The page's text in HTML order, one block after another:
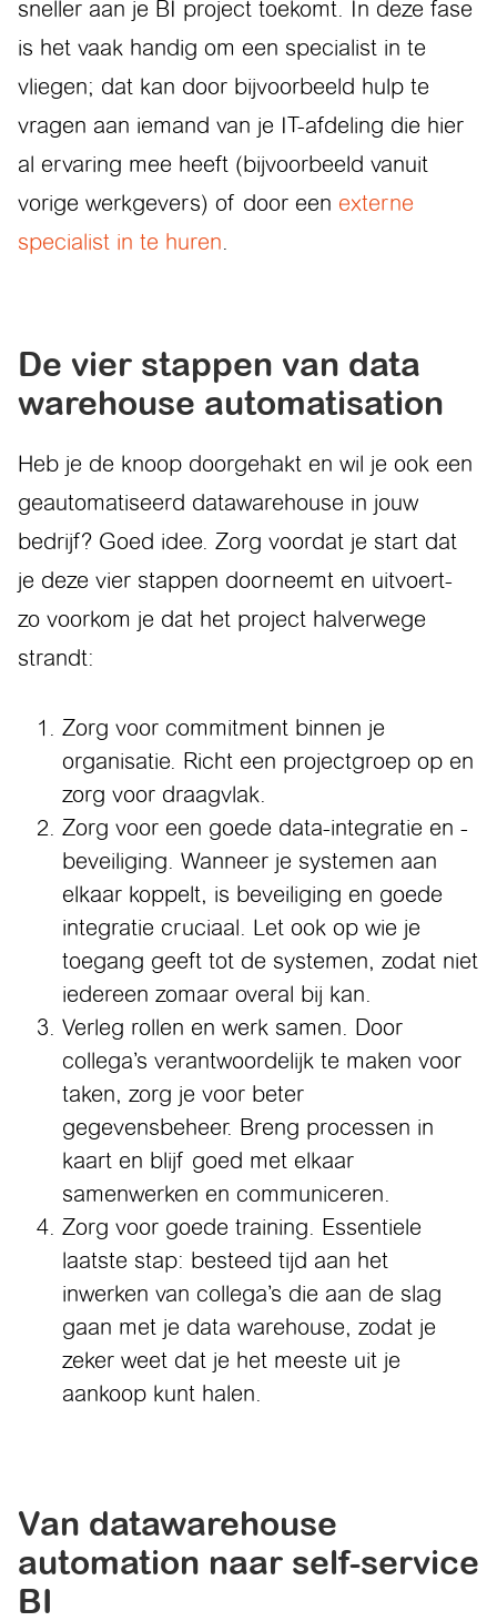
sneller aan je BI project toekomt. In deze fase
is het vaak handig om een specialist in te
vliegen; dat kan door bijvoorbeeld hulp te
vragen aan iemand van je IT-afdeling die hier
al ervaring mee heeft (bijvoorbeeld vanuit
vorige werkgevers) of door een externe
specialist in te huren
De vier stappen van data
warehouse automatisation
Heb je de knoop doorgehakt en wil je ook een
geautomatiseerd datawarehouse in jouw
bedrijf? Goed idee. Zorg voordat je start dat
je deze vier stappen doorneemt en uitvoert-
zo voorkom je dat het project halverwege
strandt:
Zorg voor commitment binnen je
organisatie. Richt een projectgroep op en
zorg voor draagvlak.
Zorg voor een goede data-integratie en -
beveiliging. Wanneer je systemen aan
elkaar koppelt, is beveiliging en goede
integratie cruciaal. Let ook op wie je
toegang geeft tot de systemen, zodat niet
iedereen zomaar overal bij kan.
Verleg rollen en werk samen. Door
collega’s verantwoordelijk te maken voor
taken, zorg je voor beter
gegevensbeheer. Breng processen in
kaart en blijf goed met elkaar
samenwerken en communiceren.
Zorg voor goede training. Essentiele
laatste stap: besteed tijd aan het
inwerken van collega’s die aan de slag
gaan met je data warehouse, zodat je
zeker weet dat je het meeste uit je
aankoop kunt halen.
Van datawarehouse
automation naar self-service
BI